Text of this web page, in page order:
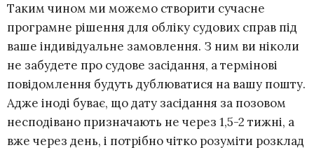
Таким чином ми можемо створити сучасне
програмне рішення для обліку судових справ під
ваше індивідуальне замовлення. З ним ви ніколи
не забудете про судове засідання, а термінові
повідомлення будуть дублюватися на вашу пошту.
Адже іноді буває, що дату засідання за позовом
несподівано призначають не через 1,5-2 тижні, а
вже через день, і потрібно чітко розуміти розклад